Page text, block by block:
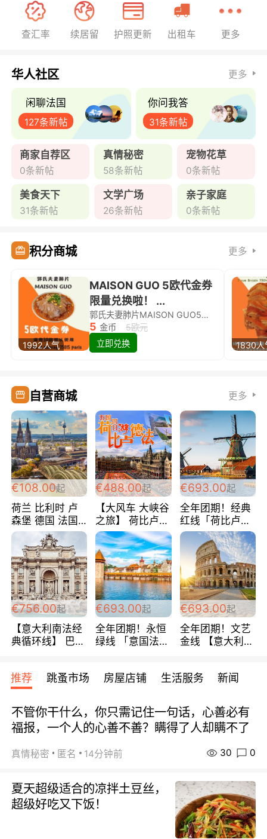
查汇率 续居留 护照更新 出租车 更多
华人社区 更多
闲聊法国
127条新帖
你问我答
31条新帖
商家自荐区
0条新帖
真情秘密
58条新帖
宠物花草
0条新帖
美食天下
31条新帖
文学广场
26条新帖
亲子家庭
0条新帖
积分商城 更多
1992人气
MAISON GUO 5欧代金券
限量兑换啦！ ...
郭氏夫妻肺片MAISON GUO5欧代金券限量兑换啦！
5 金币
5欧元
立即兑换
1830人
自营商城 更多
€108.00起
荷兰 比利时 卢
森堡 德国 法国
超爽玩遍西欧 循
环线 全程四星宾
馆 108欧/人/天
€488.00起
【大风车 大峡谷
之旅】 荷比卢德
法 巴黎上下 经
典五国四日游
488欧/人
€693.00起
全年团期！经典
红线「荷比卢德
法」七天循环 五
国 仅售99欧/人/
天！巴黎上下！
包拼房~
€756.00起
【意大利南法经
典循环线】 巴黎
宾馆 108欧/天起
全程756欧/位
€693.00起
全年团期！永恒
绿线 「意国法
欧/天起 ~包拼房
€693.00起
全年团期！文艺
金线 【意大利一
每周铁发！
推荐 跳蚤市场 房屋店铺 生活服务 新闻
不管你干什么，你只需记住一句话，心善必有
福报，一个人的心善不善？瞒得了人却瞒不了
真情秘密 匿名 14分钟前 30 0
夏天超级适合的凉拌土豆丝，
超级好吃又下饭！